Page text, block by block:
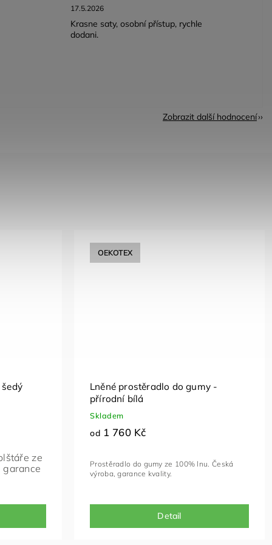
17.5.2026
Krasne saty, osobní přístup, rychle
dodani.
Zobrazit další hodnocení
ze
garance
OEKOTEX
Lněné prostěradlo do gumy -
přírodní bílá
Skladem
od 1 760 Kč
Detail
Prostěradlo do gumy ze 100% lnu. Česká
výroba, garance kvality.